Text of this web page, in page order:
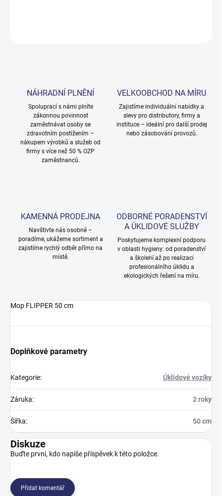
NÁHRADNÍ PLNĚNÍ
Spoluprací s námi plníte
zákonnou povinnost
zaměstnávat osoby se
zdravotním postižením –
nákupem výrobků a služeb od
firmy s více než 50 % OZP
zaměstnanců.
VELKOOBCHOD NA MÍRU
Zajistíme individuální nabídky a
slevy pro distributory, firmy a
instituce – ideální pro další prodej
nebo zásobování provozů.
KAMENNÁ PRODEJNA
Navštivte nás osobně –
poradíme, ukážeme sortiment a
zajistíme rychlý odběr přímo na
místě.
ODBORNÉ PORADENSTVÍ
A ÚKLIDOVÉ SLUŽBY
Poskytujeme komplexní podporu
v oblasti hygieny: od poradenství
a školení až po realizaci
profesionálního úklidu a
ekologických řešení na míru.
Mop FLIPPER 50 cm
Doplňkové parametry
Kategorie: Úklidové vozíky
Záruka: 2 roky
Šířka: 50 cm
Diskuze
Buďte první, kdo napíše příspěvek k této položce.
Přidat komentář